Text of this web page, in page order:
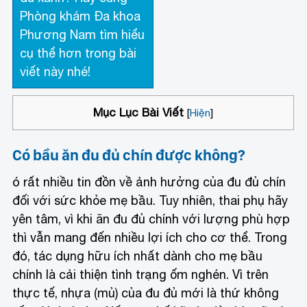
Phòng khám Đa khoa
Phương Nam tìm hiểu
cụ thể hơn trong bài
viết này nhé!
Mục Lục Bài Viết [Hiện]
Có bầu ăn đu đủ chín được không?
ó rất nhiều tin đồn về ảnh hưởng của đu đủ chín
đối với sức khỏe mẹ bầu. Tuy nhiên, thai phụ hãy
yên tâm, vì khi ăn đu đủ chính với lượng phù hợp
thì vẫn mang đến nhiều lợi ích cho cơ thể. Trong
đó, tác dụng hữu ích nhất dành cho mẹ bầu
chính là cải thiện tình trạng ốm nghén. Vì trên
thực tế, nhựa (mủ) của đu đủ mới là thứ không